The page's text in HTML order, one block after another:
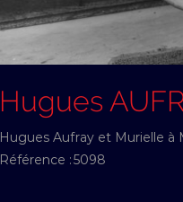
Hugues
Hugues Aufray et Murielle à
Référence :5098